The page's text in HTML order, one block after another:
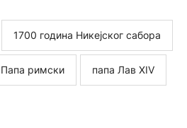
1700 година Никејског сабора
Папа римски папа Лав XIV